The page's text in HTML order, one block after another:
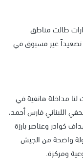
طالت مناطق
تصعيداً غير مسبوق في
مداخلة هاتفية في
اللبناني فارس أحمد،
كوادر وعناصر بارزة
واضحة من الجيش
ومركزة.